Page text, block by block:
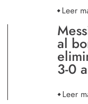
Leer
al
3-0
Leer